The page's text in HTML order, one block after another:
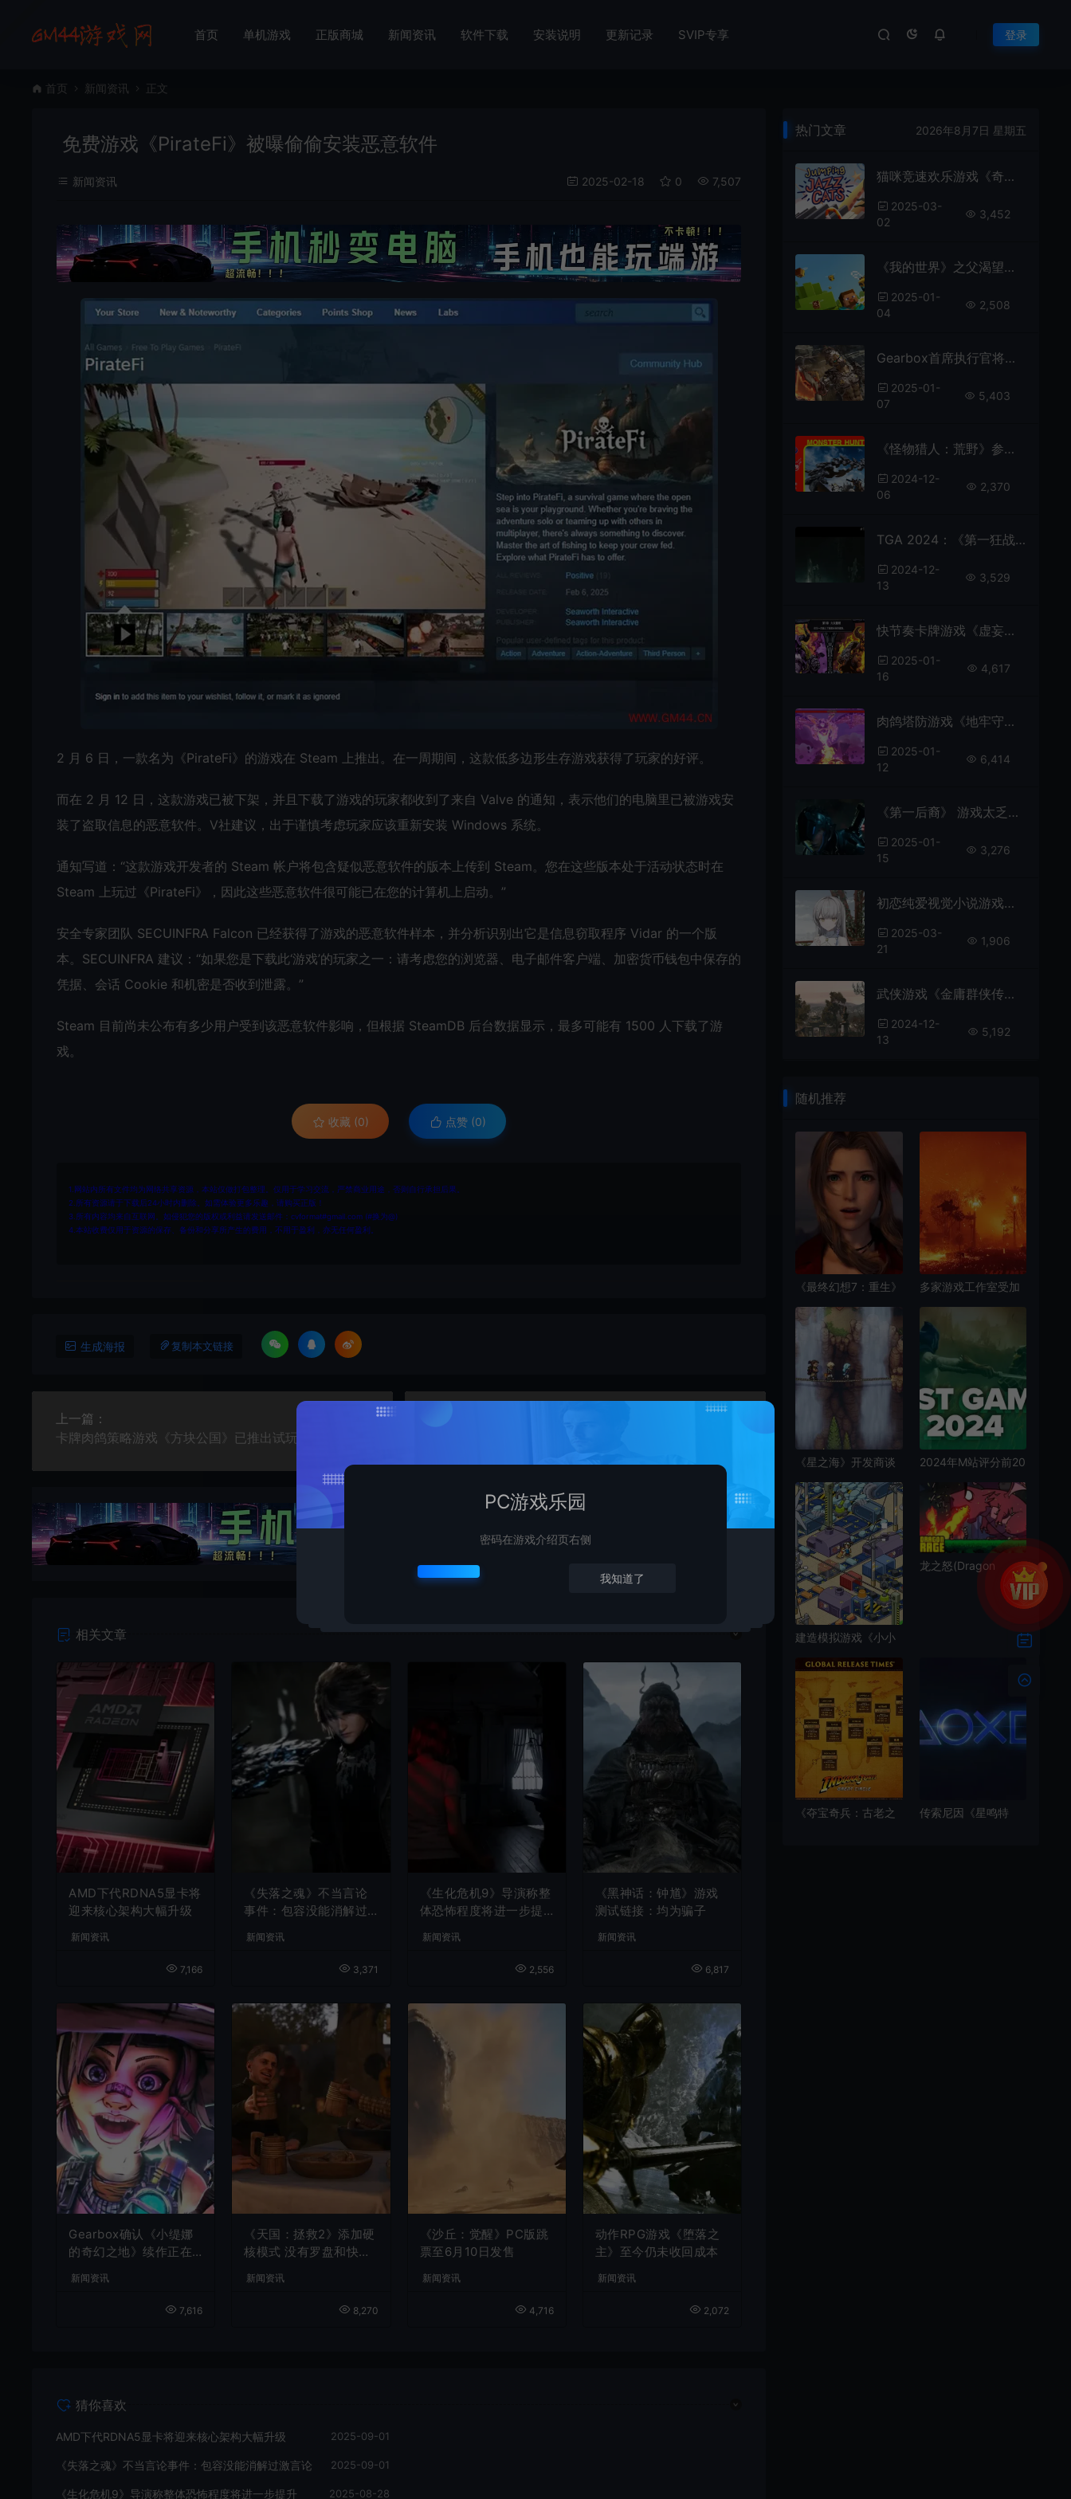
首页 单机游戏 正版商城 新闻资讯 软件下载 安装说明 更新记录 SVIP专享 登录
首页 新闻资讯 正文
免费游戏《PirateFi》被曝偷偷安装恶意软件
新闻资讯 2025-02-18 0 7,507
2 月 6 日，一款名为《PirateFi》的游戏在 Steam 上推出。在一周期间，这款低多边形生存游戏获得了玩家的好评。
而在 2 月 12 日，这款游戏已被下架，并且下载了游戏的玩家都收到了来自 Valve 的通知，表示他们的电脑里已被游戏安
装了盗取信息的恶意软件。V社建议，出于谨慎考虑玩家应该重新安装 Windows 系统。
通知写道：“这款游戏开发者的 Steam 帐户将包含疑似恶意软件的版本上传到 Steam。您在这些版本处于活动状态时在
Steam 上玩过《PirateFi》，因此这些恶意软件很可能已在您的计算机上启动。”
安全专家团队 SECUINFRA Falcon 已经获得了游戏的恶意软件样本，并分析识别出它是信息窃取程序 Vidar 的一个版
本。SECUINFRA 建议：“如果您是下载此‘游戏’的玩家之一：请考虑您的浏览器、电子邮件客户端、加密货币钱包中保存的
凭据、会话 Cookie 和机密是否收到泄露。”
Steam 目前尚未公布有多少用户受到该恶意软件影响，但根据 SteamDB 后台数据显示，最多可能有 1500 人下载了游
戏。
收藏 (0) 点赞 (0)
1.网站内所有文件均为网络共享资源，本站仅做打包整理。仅用于学习交流，严禁商业用途，否则自行承担后果。
2.所有资源请于下载后24小时内删除。如需体验更多乐趣，请购买正版！
3.所有内容均来自互联网。如侵犯您的版权或利益请发送邮件：cvformat#gmail.com (#换为@)
4.本站收费仅用于资源的保存、备份和分享所产生的费用，不用于盈利，亦无任何盈利。
生成海报 复制本文链接
上一篇：
卡牌肉鸽策略游戏《方块公国》已推出试玩Demo
下一篇：
相关文章
AMD下代RDNA5显卡将
迎来核心架构大幅升级
新闻资讯
7,166
《失落之魂》不当言论
事件：包容没能消解过
新闻资讯
3,371
《生化危机9》导演称整
体恐怖程度将进一步提
新闻资讯
2,556
《黑神话：钟馗》游戏
测试链接：均为骗子
新闻资讯
6,817
Gearbox确认《小缇娜
的奇幻之地》续作正在
新闻资讯
7,616
《天国：拯救2》添加硬
核模式 没有罗盘和快速
新闻资讯
8,270
《沙丘：觉醒》PC版跳
票至6月10日发售
新闻资讯
4,716
动作RPG游戏《堕落之
主》至今仍未收回成本
新闻资讯
2,072
猜你喜欢
AMD下代RDNA5显卡将迎来核心架构大幅升级 2025-09-01
《失落之魂》不当言论事件：包容没能消解过激言论 2025-09-01
《生化危机9》导演称整体恐怖程度将进一步提升 2025-08-28
热门文章 2026年8月7日 星期五
猫咪竞速欢乐游戏《奇喵派对》将于4月登陆Steam
2025-03-
02
3,452
《我的世界》之父渴望制作《我的世界2》 精神续作
2025-01-
04
2,508
Gearbox首席执行官将在Steam平台测试《无主之地4》
2025-01-
07
5,403
《怪物猎人：荒野》参展Jump Festa 提供线下试玩
2024-12-
06
2,370
TGA 2024：《第一狂战士：卡赞》2025年3月27日发售
2024-12-
13
3,529
快节奏卡牌游戏《虚妄之盒》上线 Steam页面发售日待定
2025-01-
16
4,617
肉鸽塔防游戏《地牢守护者》续作正式登陆Steam
2025-01-
12
6,414
《第一后裔》 游戏太乏味导致玩家流失超95%
2025-01-
15
3,276
初恋纯爱视觉小说游戏《KANADE》Steam页面上线
2025-03-
21
1,906
武侠游戏《金庸群侠传》发布视频预告 虚幻5引擎打造
2024-12-
13
5,192
随机推荐
《最终幻想7：重生》
完成重制三部曲
多家游戏工作室受加
实时关注情况
《星之海》开发商谈
来源
2024年M站评分前20
第一
建造模拟游戏《小小
登陆Steam和Switch
平台
龙之怒(Dragon
Rage)横版快节奏破
坏游戏|中文|攻略|视
《夺宝奇兵：古老之
传索尼因《星鸣特
PC游戏乐园
密码在游戏介绍页右侧
我知道了